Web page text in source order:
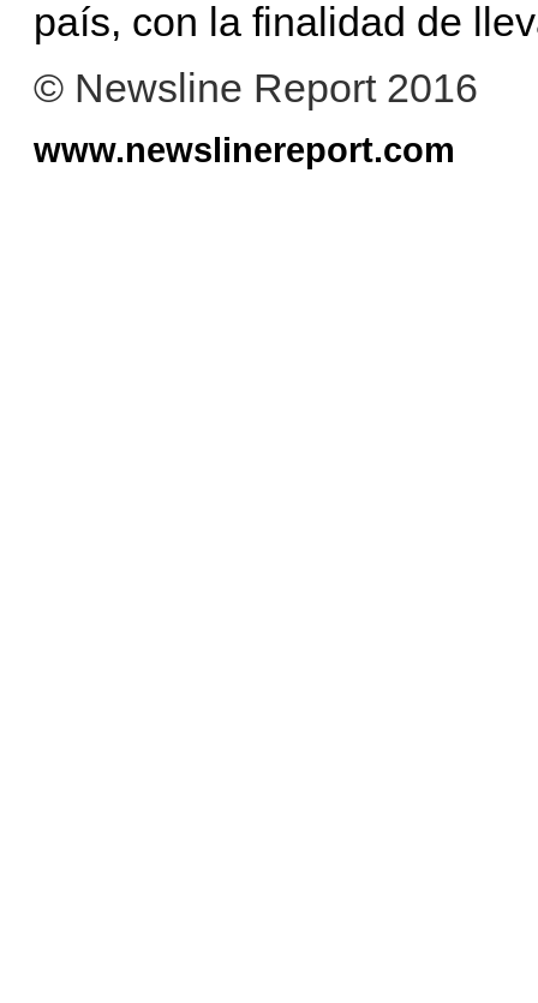
país, con la finalidad de
© Newsline Report 2016
www.newslinereport.com